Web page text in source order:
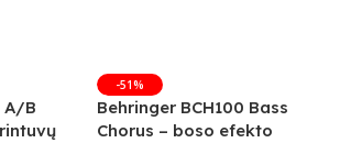
A/B
-51%
Behringer BCH100 Bass
Chorus – boso efekto